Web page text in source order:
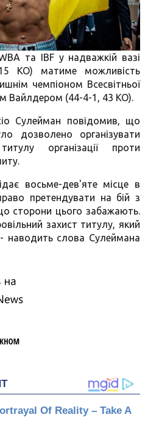
та IBF у надважкій вазі
КО) матиме можливість
чемпіоном Всесвітньої
Вайлдером (44-4-1, 43 КО).
Сулейман повідомив, що
дозволено організувати
організації проти
восьме-дев'яте місце в
претендувати на бій з
сторони цього забажають.
захист титулу, який
наводить слова Сулеймана